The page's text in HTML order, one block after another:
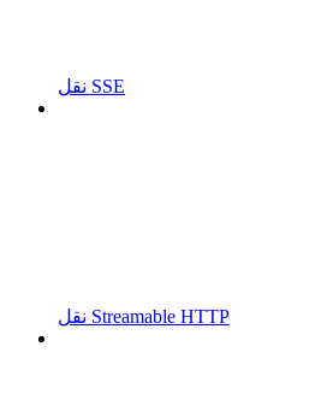
نقل SSE
نقل Streamable HTTP